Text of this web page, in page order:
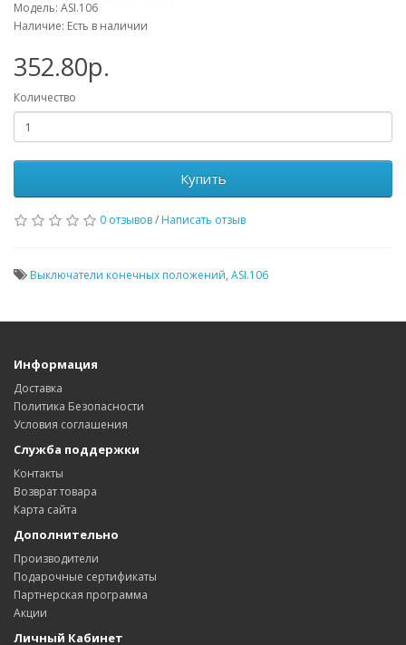
Модель: ASI.106
Наличие: Есть в наличии
352.80р.
Количество
Купить
0 отзывов/ Написать отзыв
Выключатели конечных положений, ASI.106
Информация
Доставка
Политика Безопасности
Условия соглашения
Служба поддержки
Контакты
Возврат товара
Карта сайта
Дополнительно
Производители
Подарочные сертификаты
Партнерская программа
Акции
Личный Кабинет